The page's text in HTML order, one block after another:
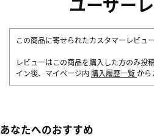
この商品に寄せられたカスタマーレビュ
レビューはこの商品を購入した方のみ投
イン後、マイページ内 購入履歴一覧 から
あなたへのおすすめ